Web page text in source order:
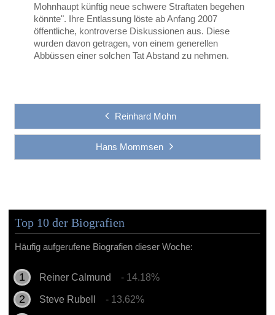
Mohnhaupt künftig neue schwere Straftaten begehen
könnte". Ihre Entlassung löste ab Anfang 2007
öffentliche, kontroverse Diskussionen aus. Diese
wurden davon getragen, von einem generellen
Abbüssen einer solchen Tat Abstand zu nehmen.
Reinhard Mohn
Hans Mommsen
Top 10 der Biografien
Häufig aufgerufene Biografien dieser Woche:
Reiner Calmund - 14.18%
Steve Rubell - 13.62%